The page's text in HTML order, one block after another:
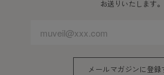
お送りいたします。
メールマガジンに登録